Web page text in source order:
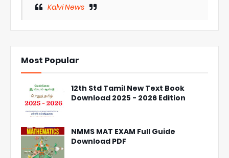
Kalvi News
Most Popular
12th Std Tamil New Text Book
Download 2025 - 2026 Edition
NMMS MAT EXAM Full Guide
Download PDF